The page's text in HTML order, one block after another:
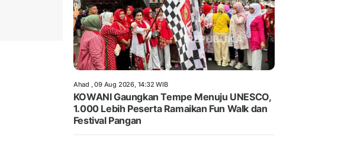
Ahad , 09 Aug 2026, 14:32 WIB
KOWANI Gaungkan Tempe Menuju UNESCO,
1.000 Lebih Peserta Ramaikan Fun Walk dan
Festival Pangan